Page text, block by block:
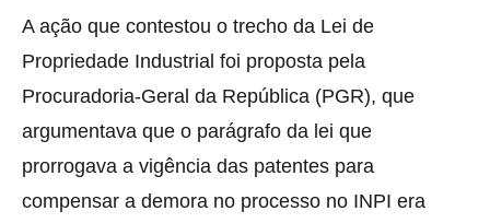
A ação que contestou o trecho da Lei de
Propriedade Industrial foi proposta pela
Procuradoria-Geral da República (PGR), que
argumentava que o parágrafo da lei que
prorrogava a vigência das patentes para
compensar a demora no processo no INPI era